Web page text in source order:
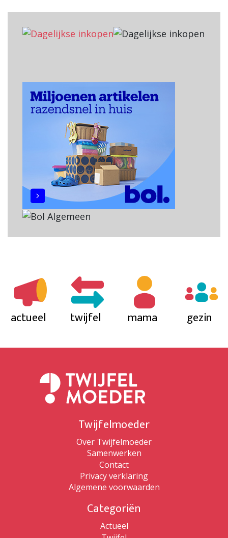
actueel twijfel mama gezin
Twijfelmoeder
Over Twijfelmoeder
Samenwerken
Contact
Privacy verklaring
Algemene voorwaarden
Categoriën
Actueel